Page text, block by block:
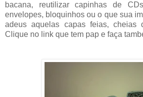
bacana, reutilizar capinhas de
envelopes, bloquinhos ou o que sua
adeus aquelas capas feias, cheias
Clique no link que tem pap e faça